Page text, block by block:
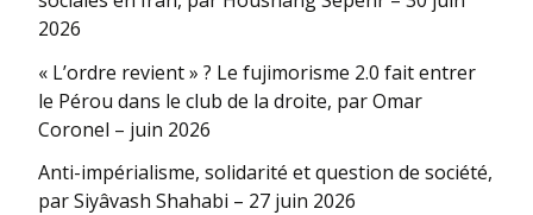
2026
« L’ordre revient » ? Le fujimorisme 2.0 fait entrer
le Pérou dans le club de la droite, par Omar
Coronel – juin 2026
Anti-impérialisme, solidarité et question de société,
par Siyâvash Shahabi – 27 juin 2026